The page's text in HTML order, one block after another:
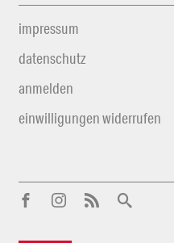
impressum
datenschutz
anmelden
einwilligungen widerrufen